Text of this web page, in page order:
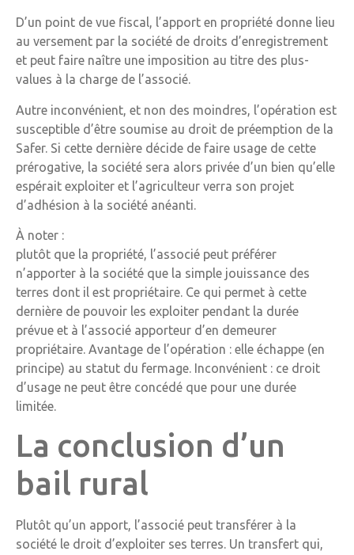
D’un point de vue fiscal, l’apport en propriété donne lieu
au versement par la société de droits d’enregistrement
et peut faire naître une imposition au titre des plus-
values à la charge de l’associé.
Autre inconvénient, et non des moindres, l’opération est
susceptible d’être soumise au droit de préemption de la
Safer. Si cette dernière décide de faire usage de cette
prérogative, la société sera alors privée d’un bien qu’elle
espérait exploiter et l’agriculteur verra son projet
d’adhésion à la société anéanti.
À noter :
plutôt que la propriété, l’associé peut préférer
n’apporter à la société que la simple jouissance des
terres dont il est propriétaire. Ce qui permet à cette
dernière de pouvoir les exploiter pendant la durée
prévue et à l’associé apporteur d’en demeurer
propriétaire. Avantage de l’opération : elle échappe (en
principe) au statut du fermage. Inconvénient : ce droit
d’usage ne peut être concédé que pour une durée
limitée.
La conclusion d’un
bail rural
Plutôt qu’un apport, l’associé peut transférer à la
société le droit d’exploiter ses terres. Un transfert qui,